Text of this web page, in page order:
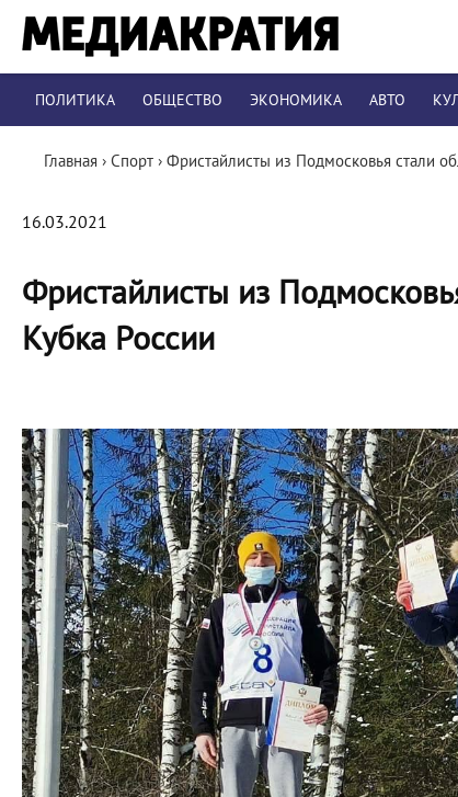
ПОЛИТИКА ОБЩЕСТВО ЭКОНОМИКА АВТО
Главная › Спорт › Фристайлисты из Подмосковья стали
16.03.2021
Фристайлисты из
Кубка России